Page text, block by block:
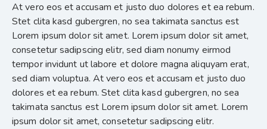
At vero eos et accusam et justo duo dolores et ea rebum.
Stet clita kasd gubergren, no sea takimata sanctus est
Lorem ipsum dolor sit amet. Lorem ipsum dolor sit amet,
consetetur sadipscing elitr, sed diam nonumy eirmod
tempor invidunt ut labore et dolore magna aliquyam erat,
sed diam voluptua. At vero eos et accusam et justo duo
dolores et ea rebum. Stet clita kasd gubergren, no sea
takimata sanctus est Lorem ipsum dolor sit amet. Lorem
ipsum dolor sit amet, consetetur sadipscing elitr.